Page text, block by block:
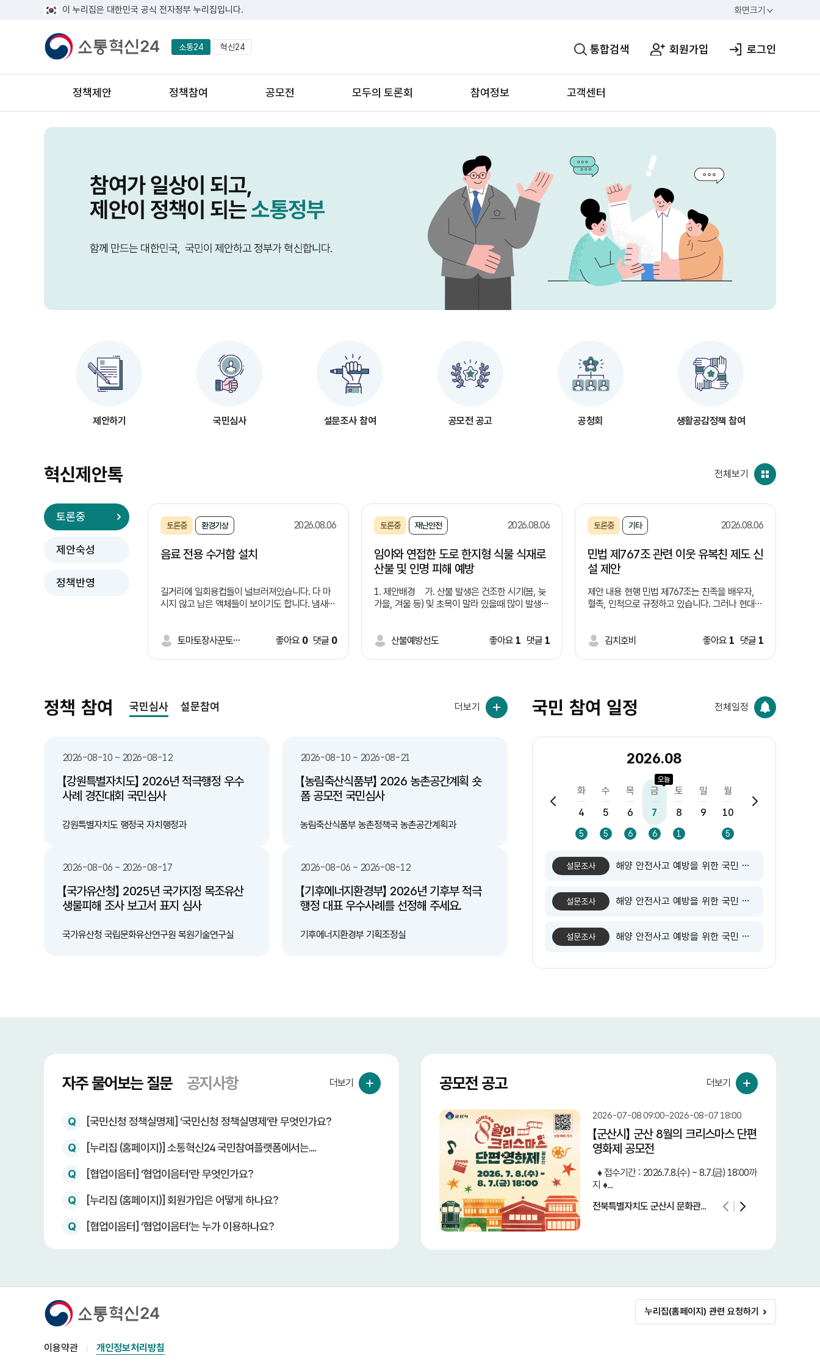
이 누리집은 대한민국 공식 전자정부 누리집입니다. 화면크기
소통24 혁신24 통합검색 회원가입 로그인
정책제안 정책참여 공모전 모두의 토론회 참여정보 고객센터
제안하기 국민심사 설문조사 참여 공모전 공고 공청회 생활공감정책 참여
혁신제안톡
토론중
제안숙성
정책반영
토론중 환경기상 2026.08.06
음료 전용 수거함 설치
길거리에 일회용컵들이 널브러져있습니다. 다 마
시지 않고 남은 액체들이 보이기도 합니다. 냄새는
면서 외관상으로도 보기 좋지 않습니다. 이러한 일
양 오염 -악취 및 해충:부패로 악취 발생 및 해충
번식 -처리 비용 증가:전용 처리 시설 부족으로 비
투입구)'가 결합된 통합 일회용 컵 수거함 설치 -
음료 수거함 내부 필터링/배수 시스템을 구축하여
액체만 따로 모으거나 하수로 안전하게 배출할 수
있는 구조 마련 연계 및 보완 대책 -분리배출 시
서" 배출하는 캠페인 추진 및 안내 문구 부착 -시
폐기물 및 유기물을 활용한 바이오에너지 전환 기
술 연계 검토 기대효과 -쾌적한 도심 환경 조성:
무단투기 감소로 악취 및 해충 번식을 방지하여
미관과 위생 상태 대폭 개선 -재활용률 향상 및
선별 효율을 높이고 쓰레기 처리 과정에서 발생하
토마토장사꾼토끼똥싸 좋아요 0 댓글 0
토론중 재난안전 2026.08.06
임야와 연접한 도로 한지형 식물 식재로
산불 및 인명 피해 예방
1. 제안배경 가. 산불 발생은 건조한 시기(봄, 늦
가을, 겨울 등) 및 초목이 말라 있을때 많이 발생
초 투기로 인해 산불 발생 지속(사례 제시)
무점터널 인근 1톤 트럭에서 던진 담배꽁초가 원
제공 실화자 검거는 상대적으로 낮음(사각지대 많
방지망, 코아네트, 콘크리트, 견치석 등으로 마무
리 2. 제안내용 가. 임야와 연접한 도로 건설
및 개설, 정비 등 시행시 도로변으로 부터 0~0미
터 한지형식물 식재 법제화 * 자생력이 강
일정 지역 시범 적용후 제도 완성 다. 기존 도로
소 라. 예산 절감(산불 발생으로 인한 막대한
피해액에 비해 한지형 식물 식재 비용이 저렴)
산불예방선도 좋아요 1 댓글 1
토론중 기타 2026.08.06
민법 제767조 관련 이웃 유복친 제도 신
설 제안
제안 내용 현행 민법 제767조는 친족을 배우자,
혈족, 인척으로 규정하고 있습니다. 그러나 현대사
정한 요건을 갖춘 이웃을 '유복친'으로 인정하는
의 권리는 변경하지 않고, 공동체 활동이나 복지
분야에서만 제한적으로 활용할 것. 기대 효과 ㆍ이
회복 ㆍ사회적 돌봄 강화
김치호비 좋아요 1 댓글 1
전체보기
정책 참여 국민심사 설문참여
2026-08-10 ~ 2026-08-12
【강원특별자치도】 2026년 적극행정 우수
사례 경진대회 국민심사
강원특별자치도 행정국 자치행정과
2026-08-10 ~ 2026-08-21
【농림축산식품부】 2026 농촌공간계획 숏
폼 공모전 국민심사
농림축산식품부 농촌정책국 농촌공간계획과
2026-08-06 ~ 2026-08-17
【국가유산청】 2025년 국가지정 목조유산
생물피해 조사 보고서 표지 심사
국가유산청 국립문화유산연구원 복원기술연구실
2026-08-06 ~ 2026-08-12
【기후에너지환경부】 2026년 기후부 적극
행정 대표 우수사례를 선정해 주세요.
기후에너지환경부 기획조정실
더보기 국민 참여 일정
2026.08
월
화
수
목
금
토
일
월
화
4
5
수
5
5
목
6
6
금
7
오늘
6
토
8
1
일
9
월
10
5
설문조사 해양 안전사고 예방을 위한 국민 인식조사
설문조사 해양 안전사고 예방을 위한 국민 인식조사
설문조사 해양 안전사고 예방을 위한 국민 인식조사
전체일정
자주 물어보는 질문 공지사항
Q [국민신청 정책실명제] ‘국민신청 정책실명제’란 무엇인가요?
Q [누리집 (홈페이지)] 소통혁신24 국민참여플랫폼에서는....
Q [협업이음터] ‘협업이음터’란 무엇인가요?
Q [누리집 (홈페이지)] 회원가입은 어떻게 하나요?
Q [협업이음터] ‘협업이음터’는 누가 이용하나요?
더보기 공모전 공고
2026-07-08 09:00~2026-08-07 18:00
【군산시】 군산 8월의 크리스마스 단편
영화제 공모전
지 ♦...
전북특별자치도 군산시 문화관...
더보기
누리집(홈페이지) 관련 요청하기
이용약관 개인정보처리방침